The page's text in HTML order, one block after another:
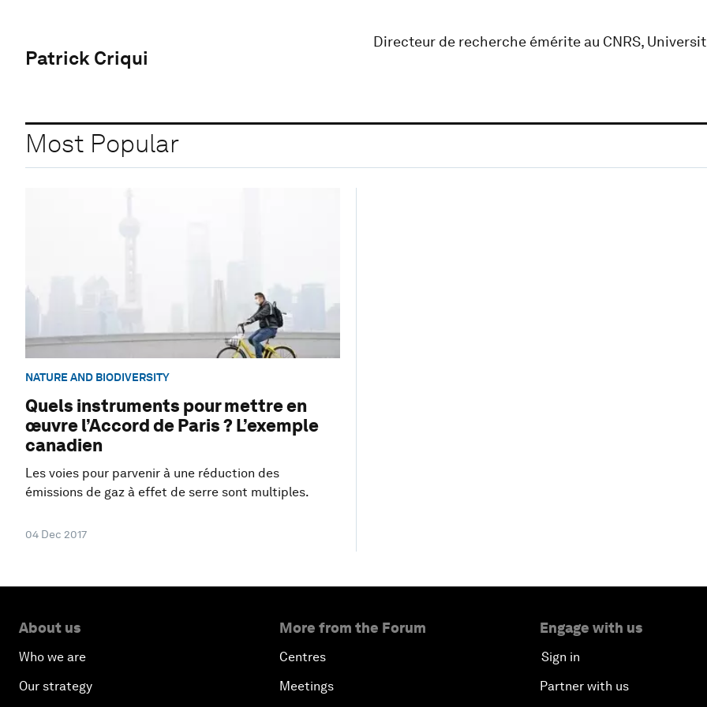
Patrick Criqui
Directeur de recherche émérite au CNRS,
Most Popular
NATURE AND BIODIVERSITY
Quels instruments pour mettre en
œuvre l’Accord de Paris ? L’exemple
canadien
Les voies pour parvenir à une réduction des
émissions de gaz à effet de serre sont multiples.
04 Dec 2017
About us
Who we are
Our strategy
More from the Forum
Centres
Meetings
Engage with us
Sign in
Partner with us